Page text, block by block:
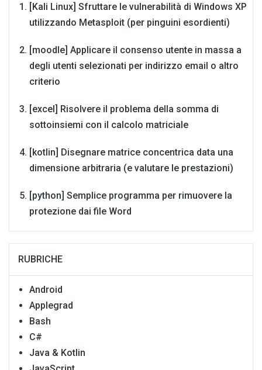
[Kali Linux] Sfruttare le vulnerabilità di Windows XP
utilizzando Metasploit (per pinguini esordienti)
[moodle] Applicare il consenso utente in massa a
degli utenti selezionati per indirizzo email o altro
criterio
[excel] Risolvere il problema della somma di
sottoinsiemi con il calcolo matriciale
[kotlin] Disegnare matrice concentrica data una
dimensione arbitraria (e valutare le prestazioni)
[python] Semplice programma per rimuovere la
protezione dai file Word
RUBRICHE
Android
Applegrad
Bash
C#
Java & Kotlin